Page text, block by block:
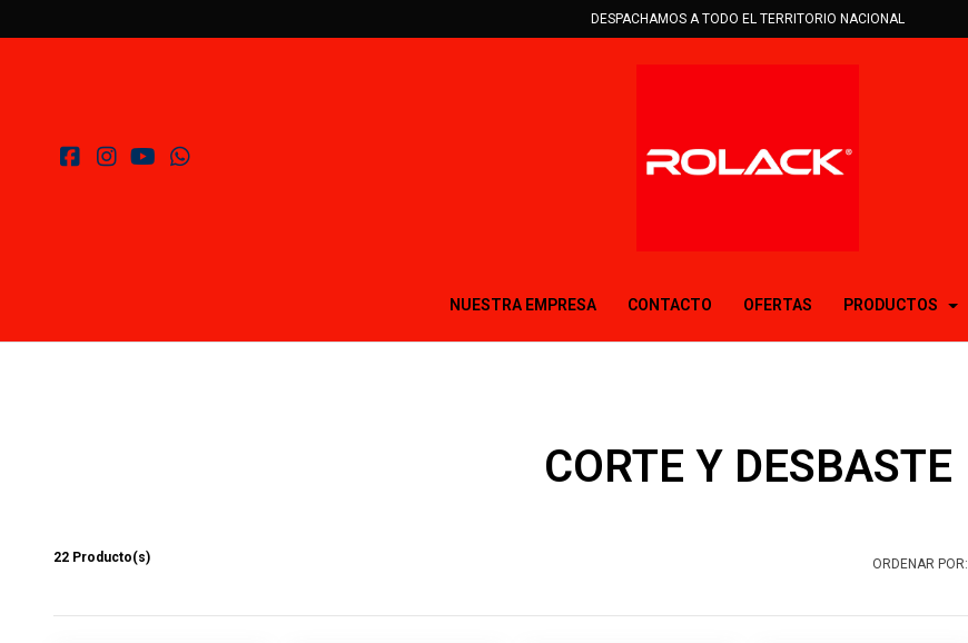
DESPACHAMOS A TODO EL TERRITORIO NACIONAL
NUESTRA EMPRESA CONTACTO OFERTAS PRODUCTOS
CORTE Y DESBASTE
22 Producto(s) ORDENAR POR: